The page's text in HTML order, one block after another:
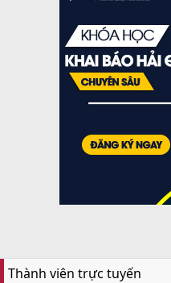
Thành viên trực tuyến